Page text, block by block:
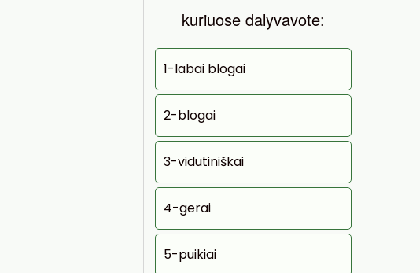
kuriuose dalyvavote:
1-labai blogai
2-blogai
3-vidutiniškai
4-gerai
5-puikiai